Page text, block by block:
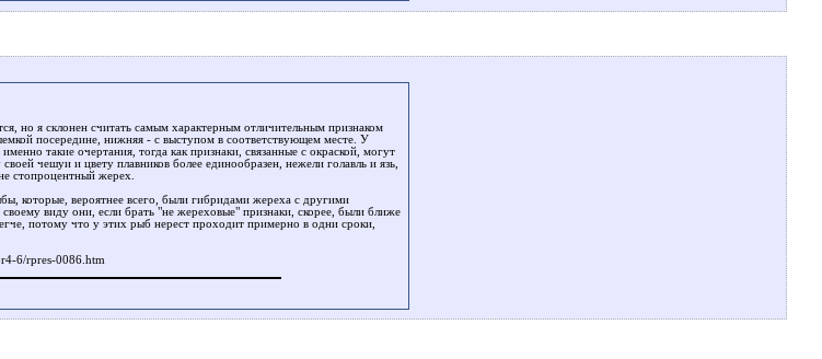
но я склонен считать самым характерным отличительным признаком
посередине, нижняя - с выступом в соответствующем месте. У
такие очертания, тогда как признаки, связанные с окраской, могут
чешуи и цвету плавников более единообразен, нежели голавль и язь,
стопроцентный жерех.
которые, вероятнее всего, были гибридами жереха с другими
виду они, если брать "не жереховые" признаки, скорее, были ближе
потому что у этих рыб нерест проходит примерно в одни сроки,
6/rpres-0086.htm